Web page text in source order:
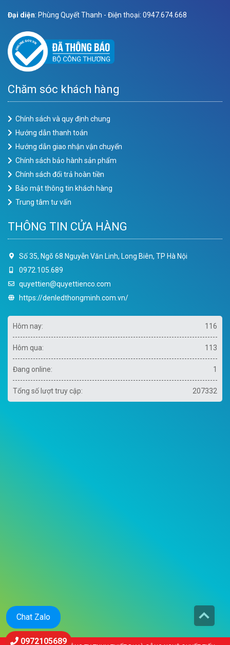
Đại diện: Phùng Quyết Thanh - Điện thoại: 0947.674.668
Chăm sóc khách hàng
Chính sách và quy định chung
Hướng dẫn thanh toán
Hướng dẫn giao nhận vận chuyển
Chính sách bảo hành sản phẩm
Chính sách đổi trả hoàn tiền
Bảo mật thông tin khách hàng
Trung tâm tư vấn
THÔNG TIN CỬA HÀNG
Số 35, Ngõ 68 Nguyễn Văn Linh, Long Biên, TP Hà Nội
0972.105.689
quyettien@quyettienco.com
https://denledthongminh.com.vn/
116
Hôm nay:
113
Hôm qua:
1
Đang online:
207332
Tổng số lượt truy cập:
Chat Zalo
0972105689